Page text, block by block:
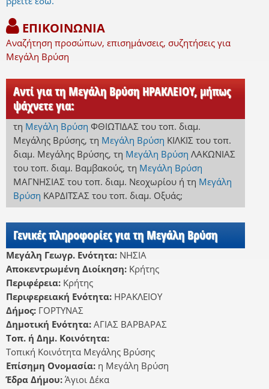
ΕΠΙΚΟΙΝΩΝΙΑ
Αναζήτηση προσώπων, επισημάνσεις, συζητήσεις για
Μεγάλη Βρύση
Αντί για τη Μεγάλη Βρύση ΗΡΑΚΛΕΙΟΥ, μήπως
ψάχνετε για:
τη Μεγάλη Βρύση ΦΘΙΩΤΙΔΑΣ του τοπ. διαμ.
Μεγάλης Βρύσης, τη Μεγάλη Βρύση ΚΙΛΚΙΣ του τοπ.
διαμ. Μεγάλης Βρύσης, τη Μεγάλη Βρύση ΛΑΚΩΝΙΑΣ
του τοπ. διαμ. Βαμβακούς, τη Μεγάλη Βρύση
ΜΑΓΝΗΣΙΑΣ του τοπ. διαμ. Νεοχωρίουή τη Μεγάλη
Βρύση ΚΑΡΔΙΤΣΑΣ του τοπ. διαμ. Οξυάς;
Γενικές πληροφορίες για τη Μεγάλη Βρύση
Μεγάλη Γεωγρ. Ενότητα: ΝΗΣΙΑ
Αποκεντρωμένη Διοίκηση: Κρήτης
Περιφέρεια: Κρήτης
Περιφερειακή Ενότητα: ΗΡΑΚΛΕΙΟΥ
Δήμος: ΓΟΡΤΥΝΑΣ
Δημοτική Ενότητα: ΑΓΙΑΣ ΒΑΡΒΑΡΑΣ
Τοπ. ή Δημ. Κοινότητα:
Τοπική Κοινότητα Μεγάλης Βρύσης
Επίσημη Ονομασία: η Μεγάλη Βρύση
Έδρα Δήμου: Άγιοι Δέκα